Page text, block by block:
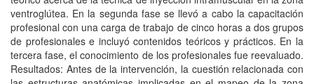
ventroglútea. En la segunda fase se llevó a cabo la capacitación
profesional con una carga de trabajo de cinco horas a dos grupos
de profesionales e incluyó contenidos teóricos y prácticos. En la
tercera fase, el conocimiento de los profesionales fue reevaluado.
Resultados: Antes de la intervención, la cuestión relacionada con